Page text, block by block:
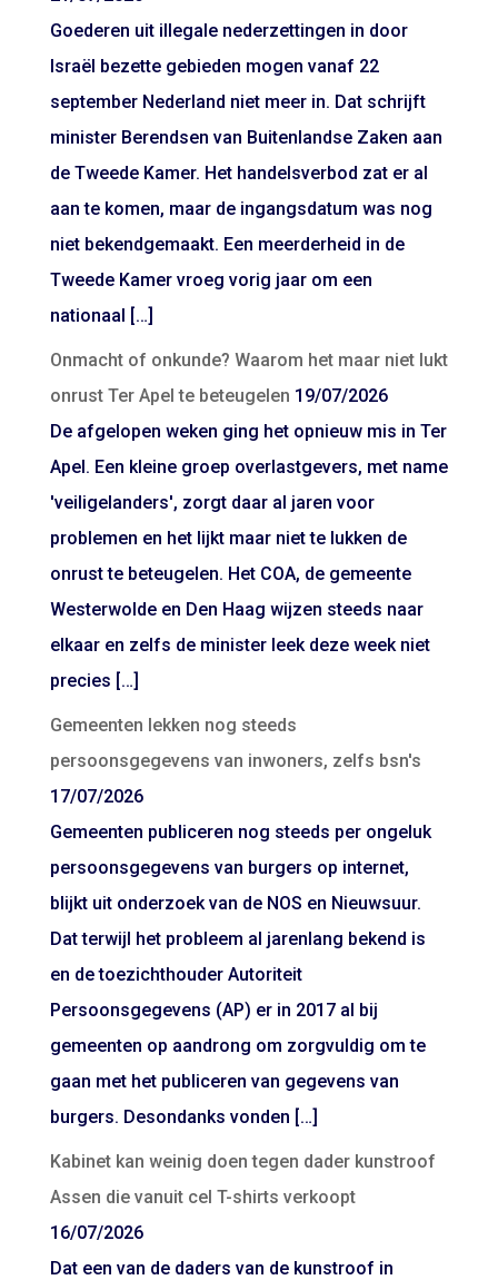
Goederen uit illegale nederzettingen in door
Israël bezette gebieden mogen vanaf 22
september Nederland niet meer in. Dat schrijft
minister Berendsen van Buitenlandse Zaken aan
de Tweede Kamer. Het handelsverbod zat er al
aan te komen, maar de ingangsdatum was nog
niet bekendgemaakt. Een meerderheid in de
Tweede Kamer vroeg vorig jaar om een
nationaal […]
Onmacht of onkunde? Waarom het maar niet lukt
onrust Ter Apel te beteugelen 19/07/2026
De afgelopen weken ging het opnieuw mis in Ter
Apel. Een kleine groep overlastgevers, met name
'veiligelanders', zorgt daar al jaren voor
problemen en het lijkt maar niet te lukken de
onrust te beteugelen. Het COA, de gemeente
Westerwolde en Den Haag wijzen steeds naar
elkaar en zelfs de minister leek deze week niet
precies […]
Gemeenten lekken nog steeds
persoonsgegevens van inwoners, zelfs bsn's
17/07/2026
Gemeenten publiceren nog steeds per ongeluk
persoonsgegevens van burgers op internet,
blijkt uit onderzoek van de NOS en Nieuwsuur.
Dat terwijl het probleem al jarenlang bekend is
en de toezichthouder Autoriteit
Persoonsgegevens (AP) er in 2017 al bij
gemeenten op aandrong om zorgvuldig om te
gaan met het publiceren van gegevens van
burgers. Desondanks vonden […]
Kabinet kan weinig doen tegen dader kunstroof
Assen die vanuit cel T-shirts verkoopt
16/07/2026
Dat een van de daders van de kunstroof in